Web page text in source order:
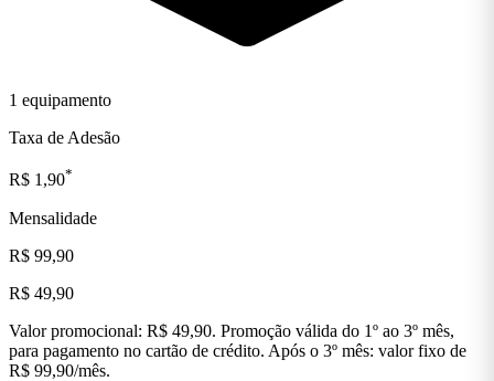
1 equipamento
Taxa de Adesão
R$ 1,90*
Mensalidade
R$ 99,90
R$ 49,90
Valor promocional: R$ 49,90. Promoção válida do 1º ao 3º mês,
para pagamento no cartão de crédito. Após o 3º mês: valor fixo de
R$ 99,90/mês.